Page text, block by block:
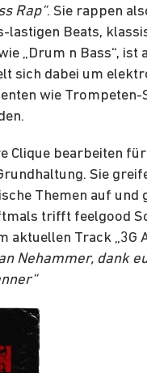
Rap“. Sie rappen
lastigen Beats,
„Drum n Bass“, ist
sich dabei um
wie Trompeten-
Clique bearbeiten
Sie
Themen auf und
trifft feelgood
aktuellen Track „3G
Nehammer, dank